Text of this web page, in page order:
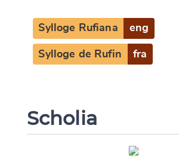
Sylloge Rufiana eng
Sylloge de Rufin fra
Scholia